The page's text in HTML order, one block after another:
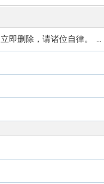
即删除，请诸位自律。 ...